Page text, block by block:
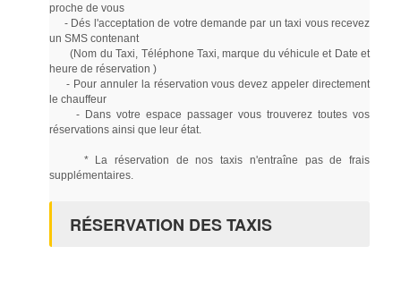
proche de vous
- Dés l'acceptation de votre demande par un taxi vous recevez
un SMS contenant
(Nom du Taxi, Téléphone Taxi, marque du véhicule et Date et
heure de réservation )
- Pour annuler la réservation vous devez appeler directement
le chauffeur
- Dans votre espace passager vous trouverez toutes vos
réservations ainsi que leur état.
* La réservation de nos taxis n'entraîne pas de frais
supplémentaires.
RÉSERVATION DES TAXIS